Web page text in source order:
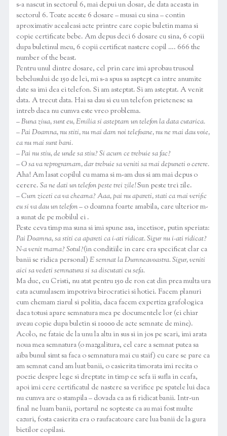
s-a nascut in sectorul 6, mai depui un dosar, de data aceasta in
sectorul 6. Toate aceste 6 dosare – musai cu sina – contin
aproximativ acealeasi acte printre care copie buletin mama si
copie certificate bebe. Am depus deci 6 dosare cu sina, 6 copii
dupa buletinul meu, 6 copii certificat nastere copil …. 666 the
number of the beast.
Pentru unul dintre dosare, cel prin care imi aprobau trusoul
bebelusului de 150 de lei, mi s-a spus sa asptept ca intre anumite
date sa imi dea ei telefon. Si am asteptat. Si am asteptat. A venit
data. A trecut data. Hai sa dau si eu un telefon prietenesc sa
intreb daca nu cumva este vreo problema.
–Buna ziua, sunt eu, Emilia si asteptam un telefon la data cutarica.
– Pai Doamna, nu stiti, nu mai dam noi telefoane, nu ne mai dau voie,
ca nu mai sunt bani.
– Pai nu stiu, de unde sa stiu? Si acum ce trebuie sa fac?
– O sa va reprogramam, dar trebuie sa veniti sa mai depuneti o cerere.
Aha! Am lasat copilul cu mama si m-am dus si am mai depus o
cerere. Sa ne dati un telefon peste trei zile!Sun peste trei zile.
–Cum ziceti ca va cheama? Aaa, pai nu apareti, stati ca mai verific
eu si va dau un telefon– o doamna foarte amabila, care ulterior m-
a sunat de pe mobilul ei .
Peste ceva timp ma suna si imi spune asa, incetisor, putin speriata:
Pai Doamna, sa stiti ca apareti ca i-ati ridicat. Sigur nu i-ati ridicat?
N-a venit mama? Sotul?(in conditiile in care era specificat clar ca
banii se ridica personal) E semnat la Dumneavoastra. Sigur, veniti
aici sa vedeti semnatura si sa discutati cu sefa.
Ma duc, cu Cristi, nu atat pentru 150 de ron cat din prea multa ura
cata acumulasem impotriva birocratiei si hotiei. Facem planuri
cum chemam ziarul si politia, daca facem expertiza grafologica
daca totusi apare semnatura mea pe documentele lor (ei chiar
aveau copie dupa buletin si 10000 de acte semnate de mine).
Acolo, ne fataie de la unu la altu in sus si in jos pe scari, imi arata
noua mea semnatura (o mazgalitura, cel care a semnat putea sa
aiba bunul simt sa faca o semnatura mai cu staif) cu care se pare ca
am semnat cand am luat banii, o casierita timorata imi recita o
poezie despre lege si dreptate in timp ce sefa ii sufla in ceafa,
apoi imi cere certificatul de nastere sa verifice pe spatele lui daca
nu cumva are o stampila – dovada ca as fi ridicat banii. Intr-un
final ne luam banii, portarul ne sopteste ca au mai fost multe
cazuri, fosta casierita era o raufacatoare care lua banii de la gura
bietilor copilasi.